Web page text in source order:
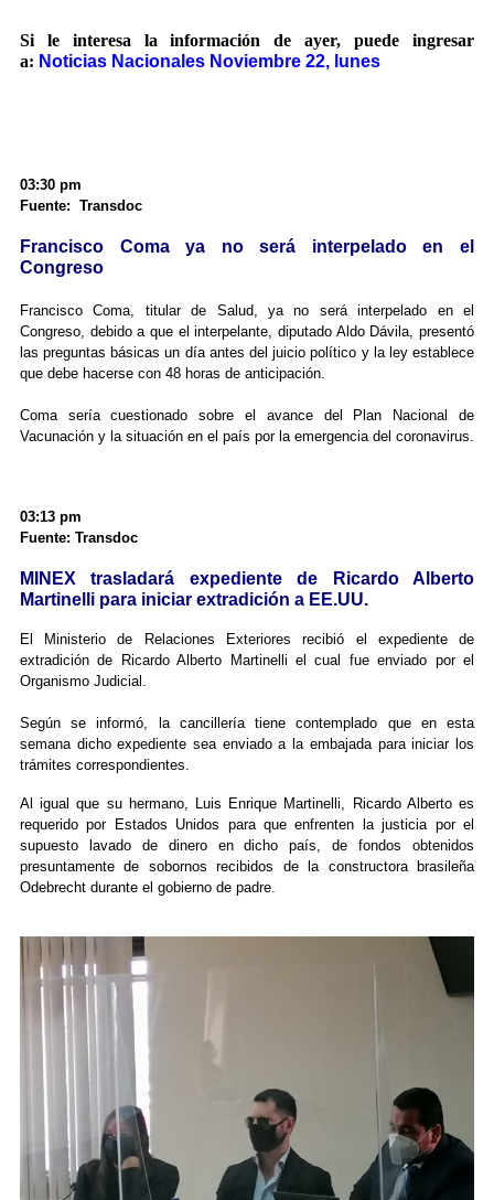
Si le interesa la información de ayer, puede ingresar
a: Noticias Nacionales Noviembre 22, lunes
03:30 pm
Fuente: Transdoc
Francisco Coma ya no será interpelado en el
Congreso
Francisco Coma, titular de Salud, ya no será interpelado en el
Congreso, debido a que el interpelante, diputado Aldo Dávila, presentó
las preguntas básicas un día antes del juicio político y la ley establece
que debe hacerse con 48 horas de anticipación.
Coma sería cuestionado sobre el avance del Plan Nacional de
Vacunación y la situación en el país por la emergencia del coronavirus.
03:13 pm
Fuente: Transdoc
MINEX trasladará expediente de Ricardo Alberto
Martinelli para iniciar extradición a EE.UU.
El Ministerio de Relaciones Exteriores recibió el expediente de
extradición de Ricardo Alberto Martinelli el cual fue enviado por el
Organismo Judicial.
Según se informó, la cancillería tiene contemplado que en esta
semana dicho expediente sea enviado a la embajada para iniciar los
trámites correspondientes.
Al igual que su hermano, Luis Enrique Martinelli, Ricardo Alberto es
requerido por Estados Unidos para que enfrenten la justicia por el
supuesto lavado de dinero en dicho país, de fondos obtenidos
presuntamente de sobornos recibidos de la constructora brasileña
Odebrecht durante el gobierno de padre.